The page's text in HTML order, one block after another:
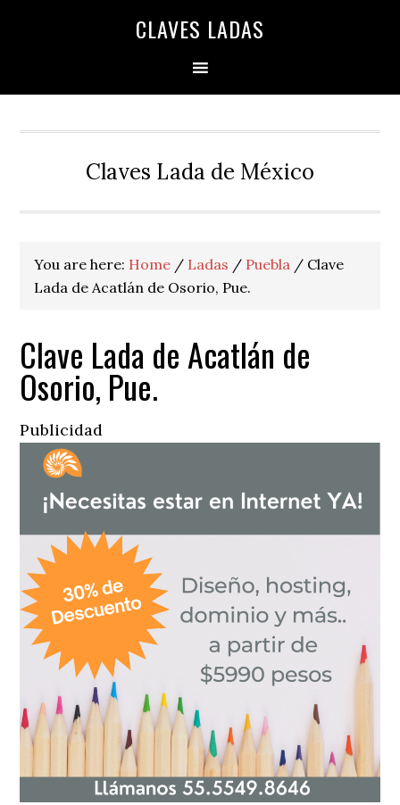
CLAVES LADAS
Claves Lada de México
You are here: Home / Ladas / Puebla / Clave
Lada de Acatlán de Osorio, Pue.
Clave Lada de Acatlán de
Osorio, Pue.
Publicidad